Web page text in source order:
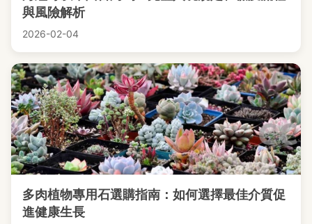
與風險解析
2026-02-04
多肉植物專用石選購指南：如何選擇最佳介質促
進健康生長